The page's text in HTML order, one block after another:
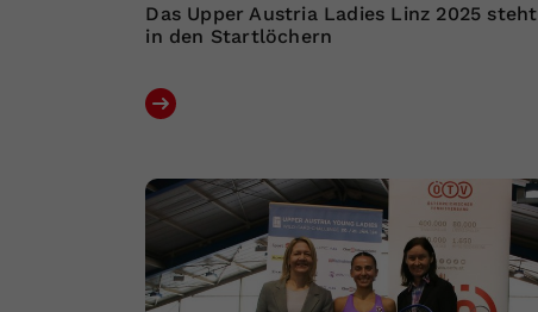
Das Upper Austria Ladies Linz 2025 steht
in den Startlöchern